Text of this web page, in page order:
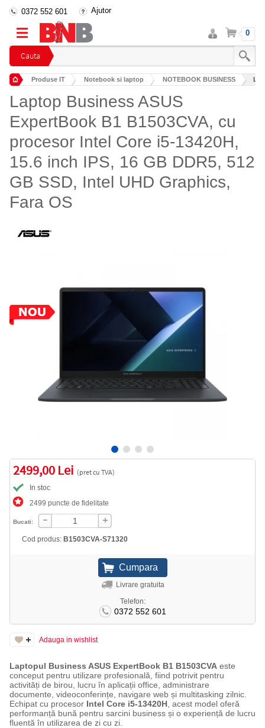
Cauta
0372 552 601 Ajutor
Intra
in
cont
Cos 0
Produse IT Notebook si laptop NOTEBOOK BUSINESS
Laptop Business ASUS
ExpertBook B1 B1503CVA, cu
procesor Intel Core i5-13420H,
15.6 inch IPS, 16 GB DDR5, 512
GB SSD, Intel UHD Graphics,
Fara OS
2499,00 Lei (pret cu TVA)
In stoc
2499 puncte de fidelitate
Bucati:
Cod produs: B1503CVA-S71320
Livrare gratuita
Telefon:
0372 552 601
Adauga in wishlist
Laptopul Business ASUS ExpertBook B1 B1503CVAeste
conceput pentru utilizare profesională, fiind potrivit pentru
activități de birou, lucru în aplicații office, administrare
documente, videoconferințe, navigare web și multitasking zilnic.
Echipat cu procesor Intel Core i5-13420H, acest model oferă
performanță bună pentru sarcini business și o experiență de lucru
fluentă în utilizarea de zi cu zi.